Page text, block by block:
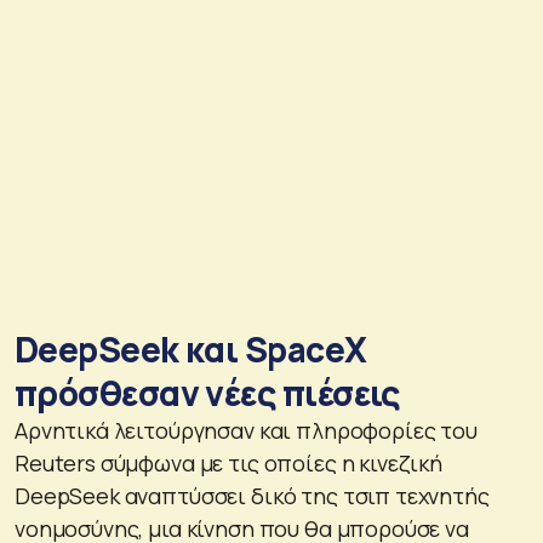
DeepSeek και SpaceX
πρόσθεσαν νέες πιέσεις
Αρνητικά λειτούργησαν και πληροφορίες του
Reuters σύμφωνα με τις οποίες η κινεζική
DeepSeek αναπτύσσει δικό της τσιπ τεχνητής
νοημοσύνης, μια κίνηση που θα μπορούσε να